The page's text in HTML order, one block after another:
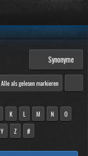
Synonyme
Alle als gelesen markieren
K L M N
O
Y Z #